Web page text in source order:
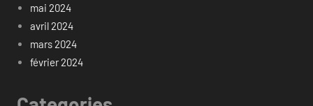
mai 2024
avril 2024
mars 2024
février 2024